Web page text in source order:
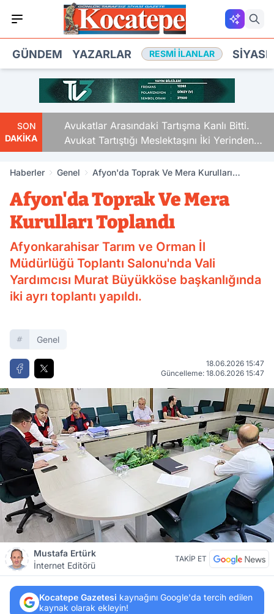
GÜNDEM YAZARLAR RESMI İLANLAR
SON
DAKİKA
Avukatlar Arasındaki Tartışma Kanlı Bitti.
Avukat Tartıştığı Meslektaşını İki Yerinden
Vurdu
Haberler Genel
Afyon'da Toprak Ve Mera Kurulları
Afyon'da Toprak Ve Mera
Kurulları Toplandı
Afyonkarahisar Tarım ve Orman İl
Müdürlüğü Toplantı Salonu'nda Vali
Yardımcısı Murat Büyükköse başkanlığında
iki ayrı toplantı yapıldı.
Genel
18.06.2026 15:47
Güncelleme: 18.06.2026 15:47
Mustafa Ertürk
İnternet Editörü
TAKİP ET
Kocatepe Gazetesi kaynağını Google'da tercih edilen
kaynak olarak ekleyin!